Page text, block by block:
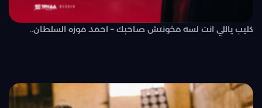
كليب ياللي انت لسه مخونتش صاحبك – احمد موزه السلطان..